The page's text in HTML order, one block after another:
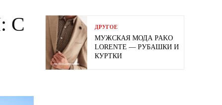
С ДРУГОЕ
МУЖСКАЯ МОДА PAKO
LORENTE — РУБАШКИ И
КУРТКИ